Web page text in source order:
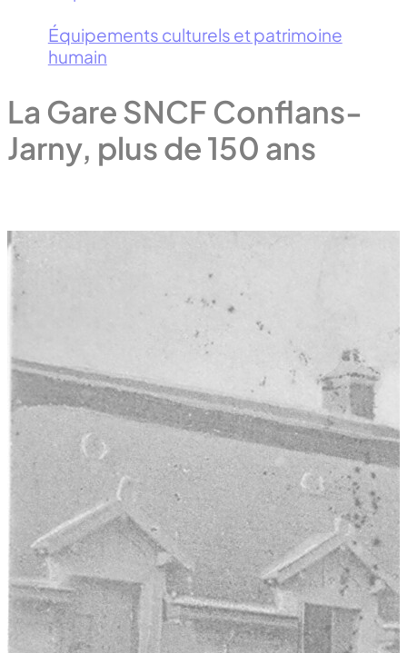
Équipements culturels et patrimoine
humain
La Gare SNCF Conflans-
Jarny, plus de 150 ans